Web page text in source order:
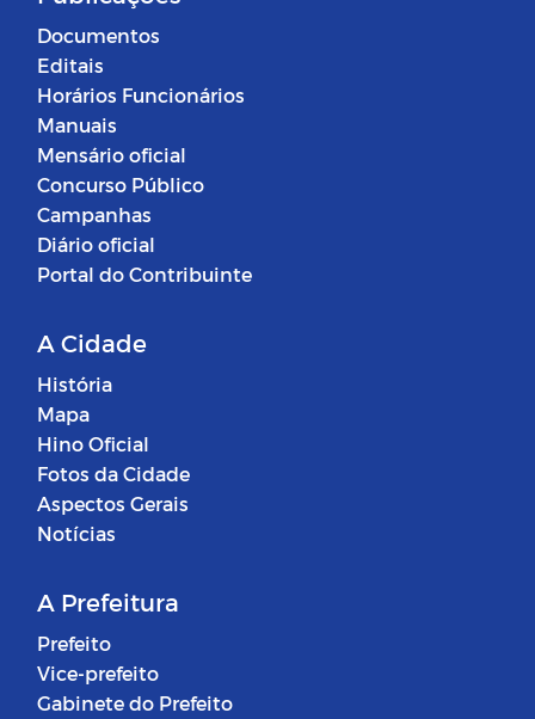
Documentos
Editais
Horários Funcionários
Manuais
Mensário oficial
Concurso Público
Campanhas
Diário oficial
Portal do Contribuinte
A Cidade
História
Mapa
Hino Oficial
Fotos da Cidade
Aspectos Gerais
Notícias
A Prefeitura
Prefeito
Vice-prefeito
Gabinete do Prefeito